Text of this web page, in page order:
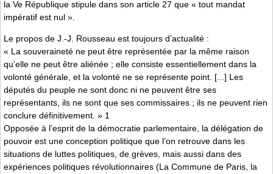
la Ve République stipule dans son article 27 que « tout mandat
impératif est nul ».
Le propos de J.-J. Rousseau est toujours d’actualité :
« La souveraineté ne peut être représentée par la même raison
qu’elle ne peut être aliénée ; elle consiste essentiellement dans la
volonté générale, et la volonté ne se représente point. [...] Les
députés du peuple ne sont donc ni ne peuvent être ses
représentants, ils ne sont que ses commissaires ; ils ne peuvent rien
conclure définitivement. » 1
Opposée à l’esprit de la démocratie parlementaire, la délégation de
pouvoir est une conception politique que l’on retrouve dans les
situations de luttes politiques, de grèves, mais aussi dans des
expériences politiques révolutionnaires (La Commune de Paris, la